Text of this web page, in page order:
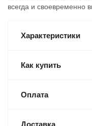
всегда и своевременно
Характеристики
Как купить
Оплата
Доставка